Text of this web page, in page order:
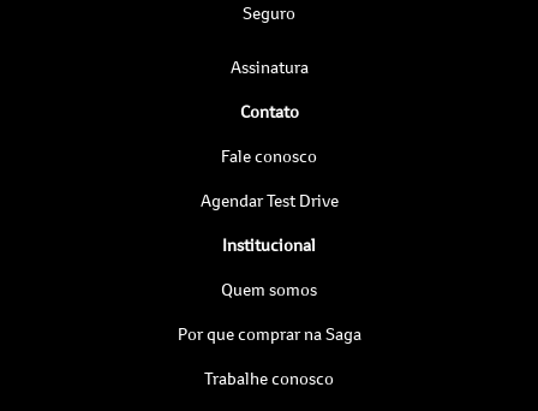
Seguro
Assinatura
Contato
Fale conosco
Agendar Test Drive
Institucional
Quem somos
Por que comprar na Saga
Trabalhe conosco